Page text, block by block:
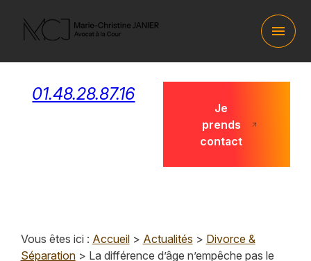
menu
01.48.28.87.16
Je
prends
contact
Vous êtes ici : Accueil> Actualités > Divorce &
Séparation> La différence d’âge n’empêche pas le